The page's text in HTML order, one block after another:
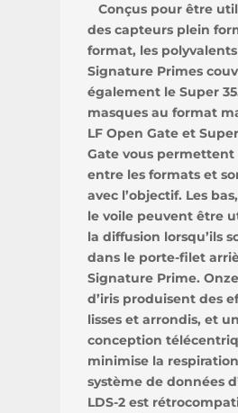
Conçus pour être
des capteurs plein
format, les polyvalents
Signature Primes
également le Super
masques au format
LF Open Gate et
Gate vous permettent
entre les formats et
avec l’objectif. Les
le voile peuvent être
la diffusion lorsqu’ils
dans le porte-filet
Signature Prime.
d’iris produisent des
lisses et arrondis, et
conception
minimise la
système de données
LDS-2 est